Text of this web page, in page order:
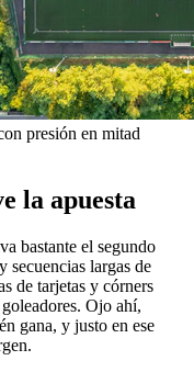
presión en mitad
la apuesta
bastante el segundo
secuencias largas de
de tarjetas y córners
Ojo ahí,
gana, y justo en ese